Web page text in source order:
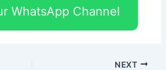
WhatsApp Channel
NEXT